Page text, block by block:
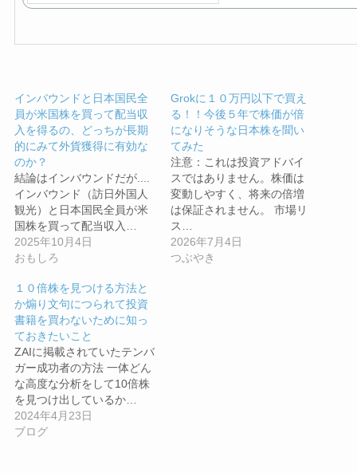
インバウンドと日本国民全
員が米国株を買って配当収
入を得るの、どっちが長期
的にみて外貨獲得に有効な
のか？
結論はインバウンドだが....
インバウンド（訪日外国人
観光）と日本国民全員が米
国株を買って配当収入…
2025年10月4日
おもしろ
Grokに１０万円以下で買え
る！！今後５年で株価が倍
になりそうな日本株を聞い
てみた
注意：これは投資アドバイ
スではありません。株価は
変動しやすく、将来の倍増
は保証されません。 市場リ
ス…
2026年7月4日
つぶやき
１０倍株を見つける方法と
か煽り文句につられて投資
書籍を買わないために知っ
ておきたいこと
ZAIに掲載されていたテンバ
ガー成功者の方法 一体どん
な高度な分析をして10倍株
を見つけ出しているか…
2024年4月23日
ブログ